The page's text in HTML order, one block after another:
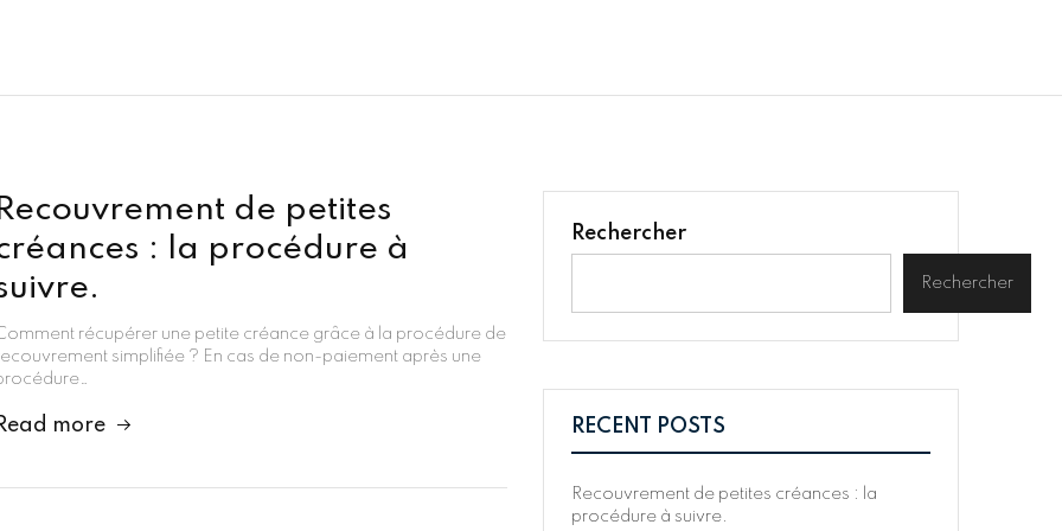
de petites
: la procédure à
récupérer une petite créance grâce à la procédure de
simplifiée ? En cas de non-paiement après une
more
Rechercher
Rechercher
RECENT POSTS
Recouvrement de petites créances : la
procédure à suivre.